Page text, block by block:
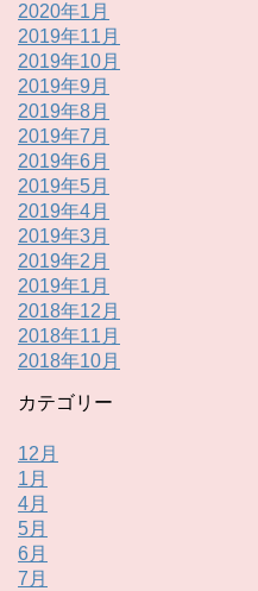
2020年1月
2019年11月
2019年10月
2019年9月
2019年8月
2019年7月
2019年6月
2019年5月
2019年4月
2019年3月
2019年2月
2019年1月
2018年12月
2018年11月
2018年10月
カテゴリー
12月
1月
4月
5月
6月
7月